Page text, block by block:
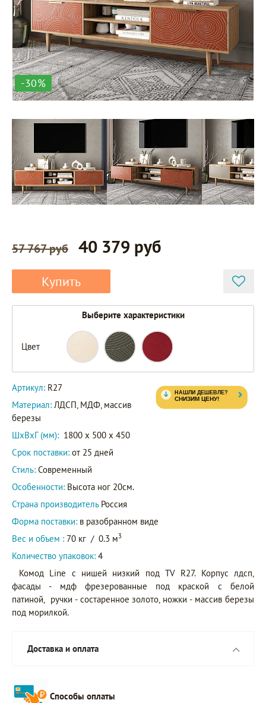
-30%
57 767 руб 40 379 руб
Купить
Выберите характеристики
Цвет
Артикул: R27
Материал: ЛДСП, МДФ, массив
березы
ШxВxГ (мм): 1800 x 500 x 450
Срок поставки: от 25 дней
Стиль: Современный
Особенности: Высота ног 20см.
Страна производитель Россия
Форма поставки: в разобранном виде
Вес и объем : 70 кг / 0.3 м3
Количество упаковок: 4
Комод Line с нишей низкий под TV R27. Корпус лдсп,
фасады - мдф фрезерованные под краской с белой
патиной, ручки - состаренное золото, ножки - массив березы
под морилкой.
Доставка и оплата
Способы оплаты